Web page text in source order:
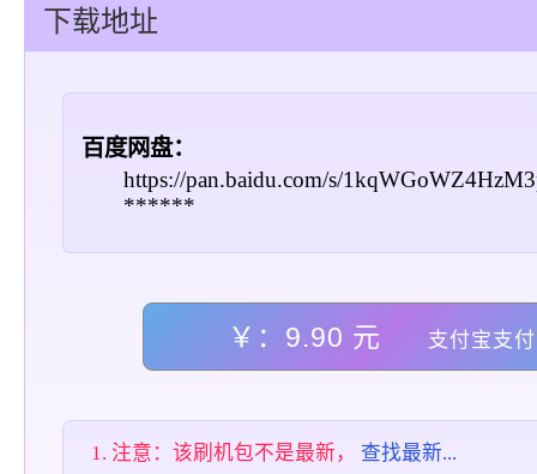
下载地址
百度网盘：
https://pan.baidu.com/s/
******
￥：9.90 元 支付宝支付
注意：该刷机包不是最新， 查找最新...